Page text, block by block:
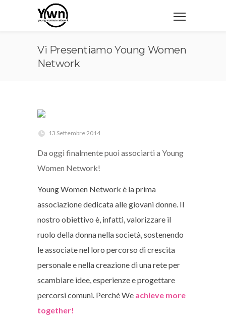
Vi Presentiamo Young Women
Network
13 Settembre 2014
Da oggi finalmente puoi associarti a Young
Women Network!
Young Women Network è la prima
associazione dedicata alle giovani donne. Il
nostro obiettivo è, infatti, valorizzare il
ruolo della donna nella società, sostenendo
le associate nel loro percorso di crescita
personale e nella creazione di una rete per
scambiare idee, esperienze e progettare
percorsi comuni. Perchè We achieve more
together!